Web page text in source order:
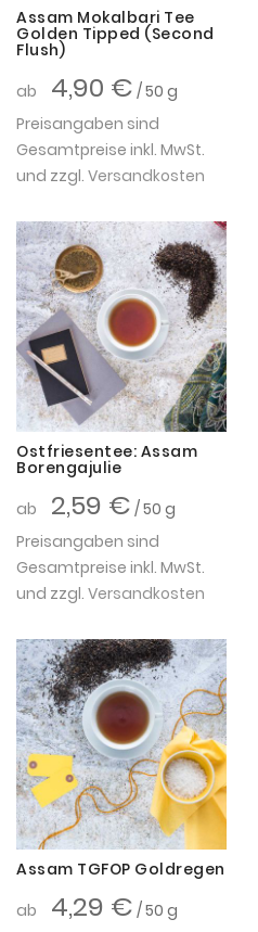
Assam Mokalbari Tee
Golden Tipped (Second
Flush)
ab
4,90 € / 50 g
Preisangaben sind
Gesamtpreise inkl. MwSt.
und zzgl. Versandkosten
Ostfriesentee: Assam
Borengajulie
ab
2,59 € / 50 g
Preisangaben sind
Gesamtpreise inkl. MwSt.
und zzgl. Versandkosten
Assam TGFOP Goldregen
ab
4,29 € / 50 g